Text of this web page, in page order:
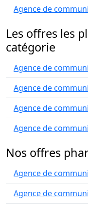
Agence de
Les offres les
catégorie
Agence de
Agence de
Agence de
Agence de
Nos offres
Agence de
Agence de